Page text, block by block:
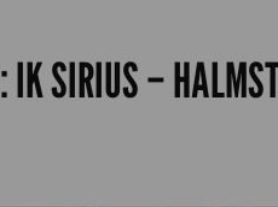
IK SIRIUS –